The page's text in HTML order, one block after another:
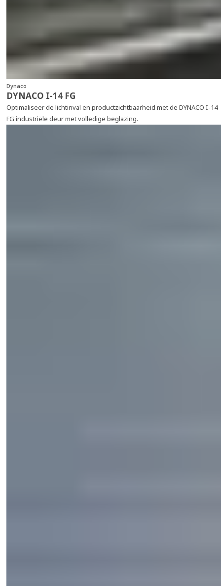
Dynaco
DYNACO I-14 FG
Optimaliseer de lichtinval en productzichtbaarheid met de DYNACO I-14
FG industriële deur met volledige beglazing.